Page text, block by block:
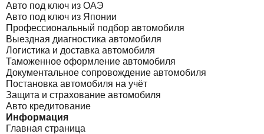
Авто под ключ из ОАЭ
Авто под ключ из Японии
Профессиональный подбор автомобиля
Выездная диагностика автомобиля
Логистика и доставка автомобиля
Таможенное оформление автомобиля
Документальное сопровождение автомобиля
Постановка автомобиля на учёт
Защита и страхование автомобиля
Авто кредитование
Информация
Главная страница